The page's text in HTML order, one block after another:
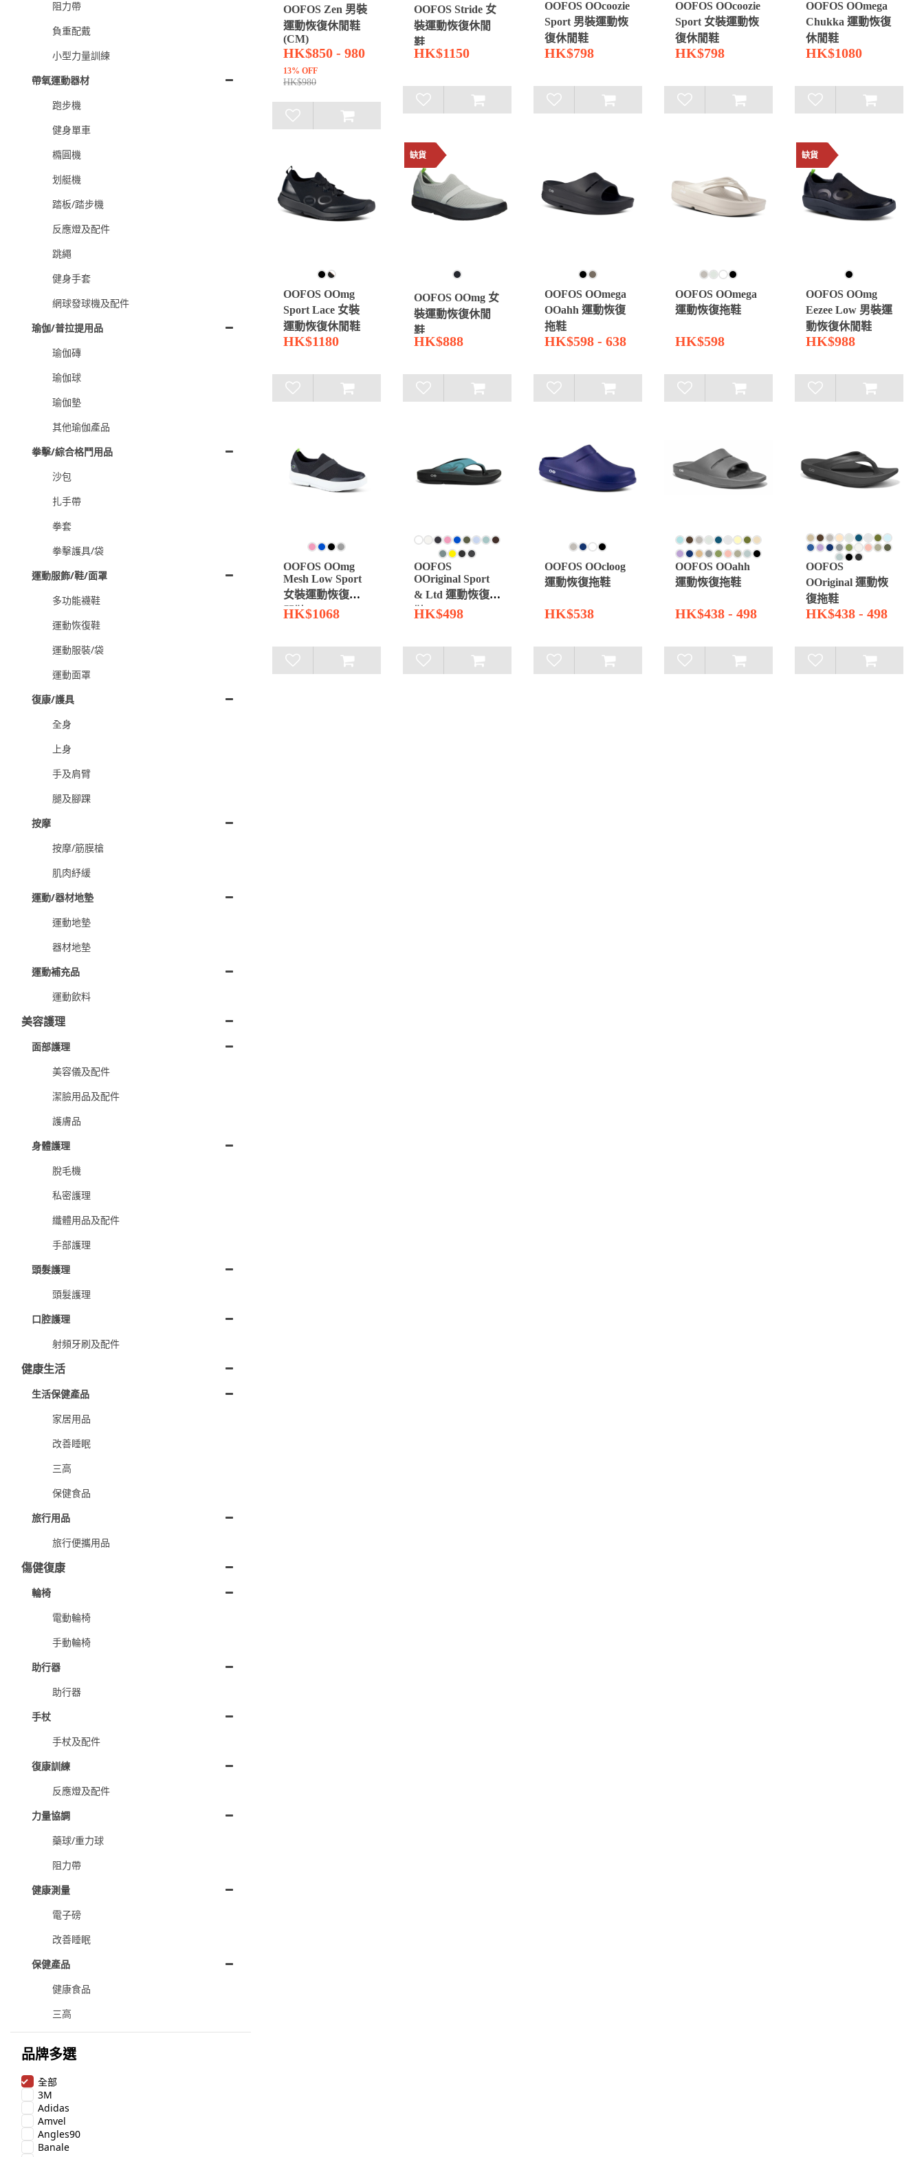
阻力帶
負重配戴
小型力量訓練
帶氧運動器材
跑步機
健身單車
橢圓機
划艇機
踏板/踏步機
反應燈及配件
跳繩
健身手套
網球發球機及配件
瑜伽/普拉提用品
瑜伽磚
瑜伽球
瑜伽墊
其他瑜伽產品
拳擊/綜合格鬥用品
沙包
扎手帶
拳套
拳擊護具/袋
運動服飾/鞋/面罩
多功能襪鞋
運動恢復鞋
運動服裝/袋
運動面罩
復康/護具
全身
上身
手及肩臂
腿及腳踝
按摩
按摩/筋膜槍
肌肉紓緩
運動/器材地墊
運動地墊
器材地墊
運動補充品
運動飲料
美容護理
面部護理
美容儀及配件
潔臉用品及配件
護膚品
身體護理
脫毛機
私密護理
纖體用品及配件
手部護理
頭髮護理
頭髮護理
口腔護理
射頻牙刷及配件
健康生活
生活保健產品
家居用品
改善睡眠
三高
保健食品
旅行用品
旅行便攜用品
傷健復康
輪椅
電動輪椅
手動輪椅
助行器
助行器
手杖
手杖及配件
復康訓練
反應燈及配件
力量協調
藥球/重力球
阻力帶
健康測量
電子磅
改善睡眠
保健產品
健康食品
三高
品牌多選
全部
3M
Adidas
Amvel
Angles90
Banale
OOFOS Zen 男裝
運動恢復休閒鞋
(CM)
HK$850 - 980
13% OFF
HK$980
OOFOS Stride 女
裝運動恢復休閒
鞋
HK$1150
OOFOS OOcoozie
Sport 男裝運動恢
復休閒鞋
HK$798
OOFOS OOcoozie
Sport 女裝運動恢
復休閒鞋
HK$798
OOFOS OOmega
Chukka 運動恢復
休閒鞋
HK$1080
OOFOS OOmg
Sport Lace 女裝
運動恢復休閒鞋
HK$1180
缺貨
OOFOS OOmg 女
裝運動恢復休閒
鞋
HK$888
OOFOS OOmega
OOahh 運動恢復
拖鞋
HK$598 - 638
OOFOS OOmega
運動恢復拖鞋
HK$598
缺貨
OOFOS OOmg
Eezee Low 男裝運
動恢復休閒鞋
HK$988
OOFOS OOmg
Mesh Low Sport
女裝運動恢復休
閒鞋
HK$1068
OOFOS
OOriginal Sport
& Ltd 運動恢復拖
鞋
HK$498
OOFOS OOcloog
運動恢復拖鞋
HK$538
OOFOS OOahh
運動恢復拖鞋
HK$438 - 498
OOFOS
OOriginal 運動恢
復拖鞋
HK$438 - 498